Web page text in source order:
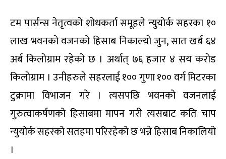
टम पार्सन्स नेतृत्वको शोधकर्ता समूहले न्युयोर्क सहरका १०
लाख भवनको वजनको हिसाब निकाल्यो जुन, सात खर्ब ६४
अर्ब किलोग्राम रहेको छ । अर्थात् ७६ हजार ४ सय करोड
किलोग्राम । उनीहरुले सहरलाई १०० गुणा १०० वर्ग मिटरका
टुक्रामा विभाजन गरे । त्यसपछि भवनको वजनलाई
गुरुत्वाकर्षणको हिसाबमा मापन गरी त्यसबाट कति चाप
न्युयोर्क सहरको सतहमा परिरहेको छ भन्ने हिसाब निकालियो
।